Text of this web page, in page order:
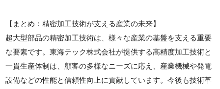
【まとめ：精密加工技術が支える産業の未来】
超大型部品の精密加工技術は、様々な産業の基盤を支える重要
な要素です。東海テック株式会社が提供する高精度加工技術と
一貫生産体制は、顧客の多様なニーズに応え、産業機械や発電
設備などの性能と信頼性向上に貢献しています。今後も技術革